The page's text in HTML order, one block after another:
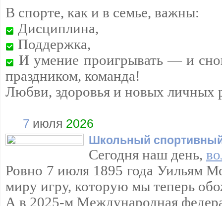
В спорте, как и в семье, важны:
Дисциплина,
Поддержка,
И умение проигрывать — и
праздником, команда!
Любви, здоровья и новых личных
7 июля 2026
Школьный
Сегодня наш день,
Ровно 7 июля 1895 года Уильям
миру игру, которую мы теперь
А в 2025-м Международная